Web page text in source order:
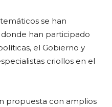
se han
han participado
el Gobierno y
criollos en el
propuesta con amplios